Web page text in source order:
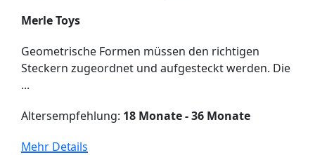
Merle Toys
Geometrische Formen müssen den richtigen
Steckern zugeordnet und aufgesteckt werden. Die
...
Altersempfehlung: 18 Monate - 36 Monate
Mehr Details